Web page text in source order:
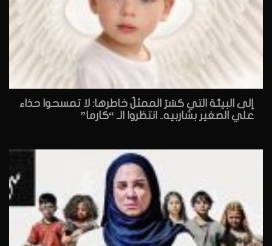
إلى البيئة التي كسَرَ الممثلُ خاطرها: لا تمسحوا حذاء
علي الصغير بشاربيه.. انتظروا الـ “كارما”